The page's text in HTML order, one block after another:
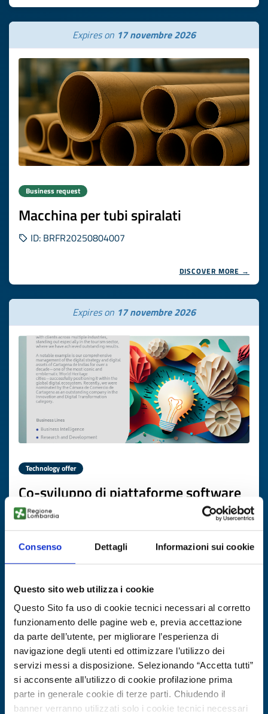
Consenso Dettagli Informazioni sui cookie
Questo sito web utilizza i cookie
Questo Sito fa uso di cookie tecnici necessari al corretto
funzionamento delle pagine web e, previa accettazione
da parte dell’utente, per migliorare l’esperienza di
navigazione degli utenti ed ottimizzare l’utilizzo dei
servizi messi a disposizione. Selezionando “Accetta tutti”
si acconsente all’utilizzo di cookie profilazione prima
parte in generale cookie di terze parti. Chiudendo il
banner verranno utilizzati solo i cookie tecnici necessari
Expires on 17 novembre 2026
Business request
Macchina per tubi spiralati
ID: BRFR20250804007
DISCOVER MORE →
Expires on 17 novembre 2026
Technology offer
Co-sviluppo di piattaforme software
AI-based con partner europei
ID: TOCO20251106017
DISCOVER MORE →
Expires on13 novembre 2026